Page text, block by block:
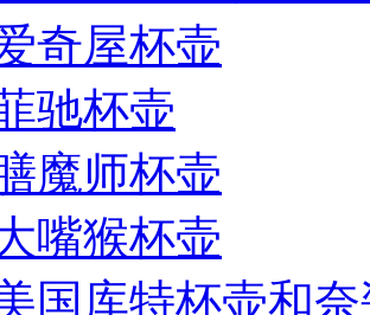
奇屋杯壶
驰杯壶
魔师杯壶
嘴猴杯壶
国库特杯壶和